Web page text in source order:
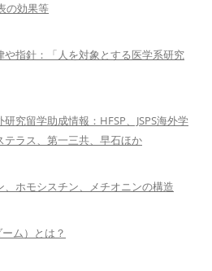
の効果等
指針：「人を対象とする医学系研究
究留学助成情報：HFSP、JSPS海外学
ラス、第一三共、早石ほか
ホモシスチン、メチオニンの構造
ム）とは？